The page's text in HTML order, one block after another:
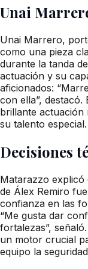
Unai
Unai Marrero,
como una pieza
durante la tanda
actuación y su
aficionados:
con ella”,
brillante actuación
su talento especial.
Decisiones
Matarazzo
de Álex Remiro
confianza en las
“Me gusta dar
fortalezas”,
un motor crucial
equipo la